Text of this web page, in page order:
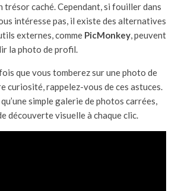
trésor caché. Cependant, si fouiller dans
intéresse pas, il existe des alternatives
externes, comme PicMonkey, peuvent
la photo de profil.
que vous tomberez sur une photo de
curiosité, rappelez-vous de ces astuces.
simple galerie de photos carrées,
découverte visuelle à chaque clic.